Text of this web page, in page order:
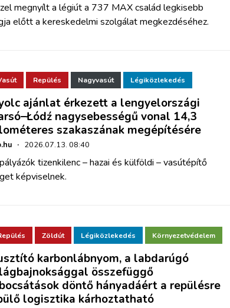
megnyílt a légiút a 737 MAX család legkisebb
előtt a kereskedelmi szolgálat megkezdéséhez.
Repülés Nagyvasút Légiközlekedés
ajánlat érkezett a lengyelországi
nagysebességű vonal 14,3
szakaszának megépítésére
· 2026.07.13. 08:40
tizenkilenc – hazai és külföldi – vasútépítő
képviselnek.
Zöldút Légiközlekedés Környezetvédelem
karbonlábnyom, a labdarúgó
összefüggő
döntő hányadáért a repülésre
logisztika kárhoztatható